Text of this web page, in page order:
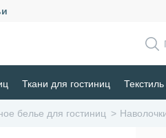
Ткани для гостиниц
белье для гостиниц